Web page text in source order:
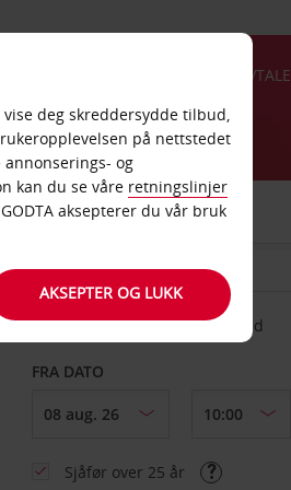
BEDRIFTSAVTALE
HENT FRA
Velg et annet leveringssted
FRA DATO
Sjåfør over 25 år
deg skreddersydde tilbud,
på nettstedet
og
kan du se våre retningslinjer
aksepterer du vår bruk
AKSEPTER OG LUKK